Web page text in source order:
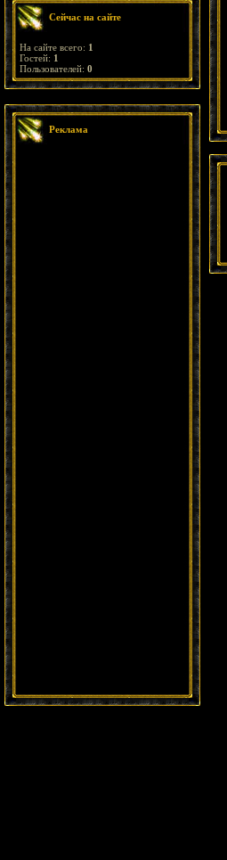
Сейчас на сайте
На сайте всего: 1
Гостей: 1
Пользователей: 0
Реклама